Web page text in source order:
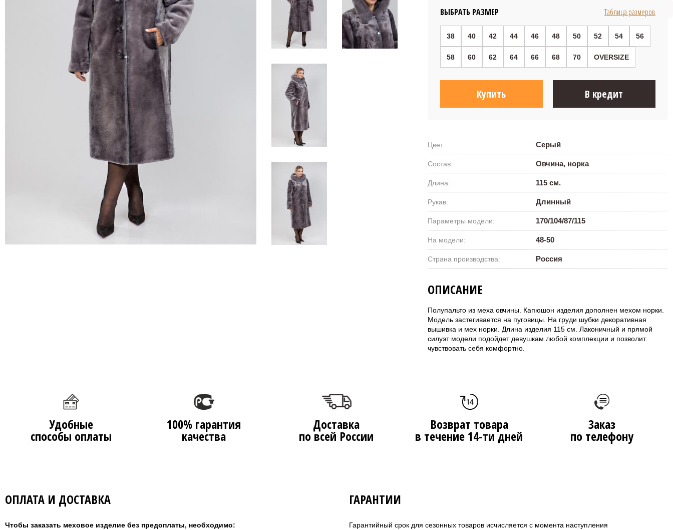
ВЫБРАТЬ РАЗМЕР Таблица размеров
38 40 42 44 46 48 50 52 54 56
58 60 62 64 66 68 70 OVERSIZE
Купить В кредит
Цвет: Серый
Состав: Овчина, норка
Длина: 115 см.
Рукав: Длинный
Параметры модели: 170/104/87/115
На модели: 48-50
Страна производства: Россия
ОПИСАНИЕ
Полупальто из меха овчины. Капюшон изделия дополнен мехом норки.
Модель застегивается на пуговицы. На груди шубки декоративная
вышивка и мех норки. Длина изделия 115 см. Лаконичный и прямой
силуэт модели подойдет девушкам любой комплекции и позволит
чувствовать себя комфортно.
Удобные
способы оплаты
100% гарантия
качества
Доставка
по всей России
Возврат товара
в течение 14-ти дней
Заказ
по телефону
ОПЛАТА И ДОСТАВКА
Чтобы заказать меховое изделие без предоплаты, необходимо:
ГАРАНТИИ
Гарантийный срок для сезонных товаров исчисляется с момента наступления